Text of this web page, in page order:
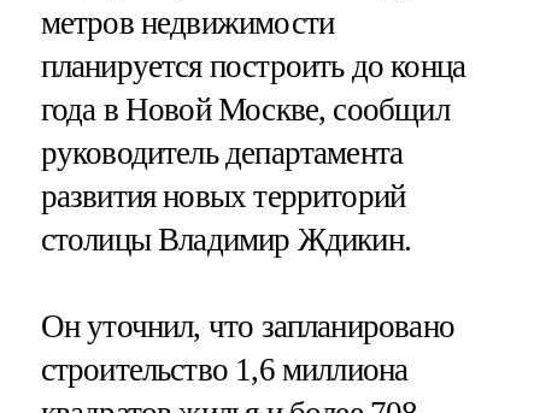
метров недвижимости
планируется построить до конца
года в Новой Москве, сообщил
руководитель департамента
развития новых территорий
столицы Владимир Ждикин.
Он уточнил, что запланировано
строительство 1,6 миллиона